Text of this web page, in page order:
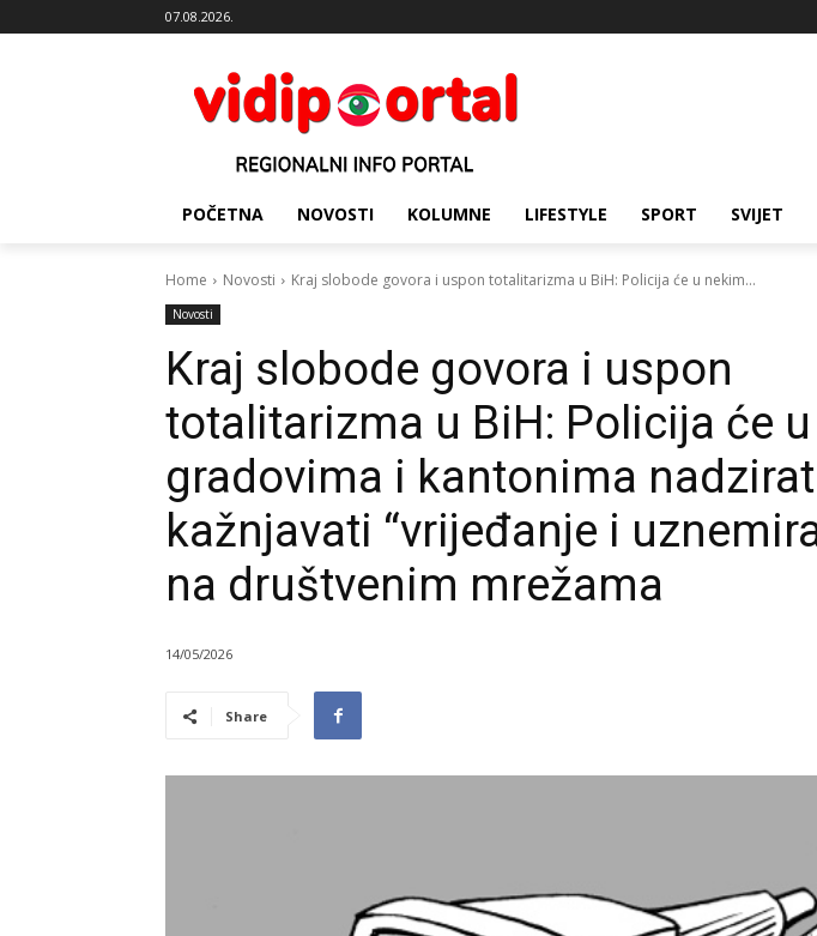
07.08.2026.
POČETNA NOVOSTI KOLUMNE LIFESTYLE SPORT SVIJET
Home Novosti Kraj slobode govora i uspon totalitarizma u BiH: Policija će u nekim...
Novosti
Kraj slobode govora i uspon
totalitarizma u BiH: Policija će
gradovima i kantonima
kažnjavati “vrijeđanje i
na društvenim mrežama
14/05/2026
Share